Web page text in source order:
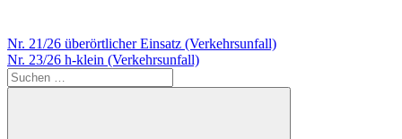
Beitragsnavigation
Vorheriger
Beitrag:
Nr. 21/26 überörtlicher Einsatz (Verkehrsunfall)
Nächster
Beitrag:
Nr. 23/26 h-klein (Verkehrsunfall)
Suchen
nach: